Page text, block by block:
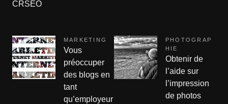
CRSEO
MARKETING
Vous
préoccuper
des blogs en
tant
qu’employeur
PHOTOGRAP
HIE
Obtenir de
l’aide sur
l’impression
de photos